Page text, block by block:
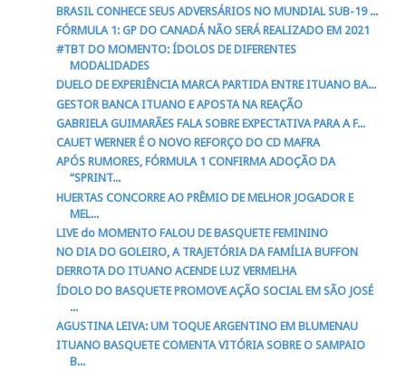
BRASIL CONHECE SEUS ADVERSÁRIOS NO MUNDIAL SUB-19 ...
FÓRMULA 1: GP DO CANADÁ NÃO SERÁ REALIZADO EM 2021
#TBT DO MOMENTO: ÍDOLOS DE DIFERENTES
MODALIDADES
DUELO DE EXPERIÊNCIA MARCA PARTIDA ENTRE ITUANO BA...
GESTOR BANCA ITUANO E APOSTA NA REAÇÃO
GABRIELA GUIMARÃES FALA SOBRE EXPECTATIVA PARA A F...
CAUET WERNER É O NOVO REFORÇO DO CD MAFRA
APÓS RUMORES, FÓRMULA 1 CONFIRMA ADOÇÃO DA
“SPRINT...
HUERTAS CONCORRE AO PRÊMIO DE MELHOR JOGADOR E
MEL...
LIVE do MOMENTO FALOU DE BASQUETE FEMININO
NO DIA DO GOLEIRO, A TRAJETÓRIA DA FAMÍLIA BUFFON
DERROTA DO ITUANO ACENDE LUZ VERMELHA
ÍDOLO DO BASQUETE PROMOVE AÇÃO SOCIAL EM SÃO JOSÉ
...
AGUSTINA LEIVA: UM TOQUE ARGENTINO EM BLUMENAU
ITUANO BASQUETE COMENTA VITÓRIA SOBRE O SAMPAIO
B...